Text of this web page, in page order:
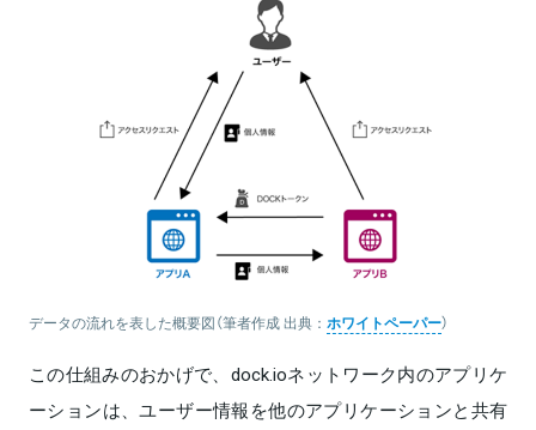
データの流れを表した概要図（筆者作成 出典： ホワイトペーパー）
この仕組みのおかげで、dock.ioネットワーク内のアプリケ
ーションは、ユーザー情報を他のアプリケーションと共有